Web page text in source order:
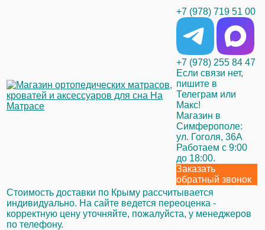
+7 (978) 719 51 00
+7 (978) 255 84 47
Если связи нет,
пишите в
Телеграм или
Макс!
Магазин в
Симферополе:
ул. Гоголя, 36А
Работаем с 9:00
до 18:00.
Заказать
обратный звонок
Стоимость доставки по Крыму рассчитывается
индивидуально. На сайте ведется переоценка -
корректную цену уточняйте, пожалуйста, у менеджеров
по телефону.